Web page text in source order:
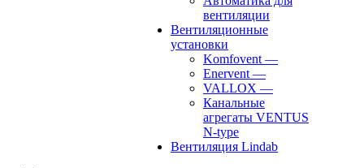
вентиляции
Вентиляционные
установки
Komfovent —
Enervent —
VALLOX —
Канальные
агрегаты VENTUS
N-type
Вентиляция Lindab